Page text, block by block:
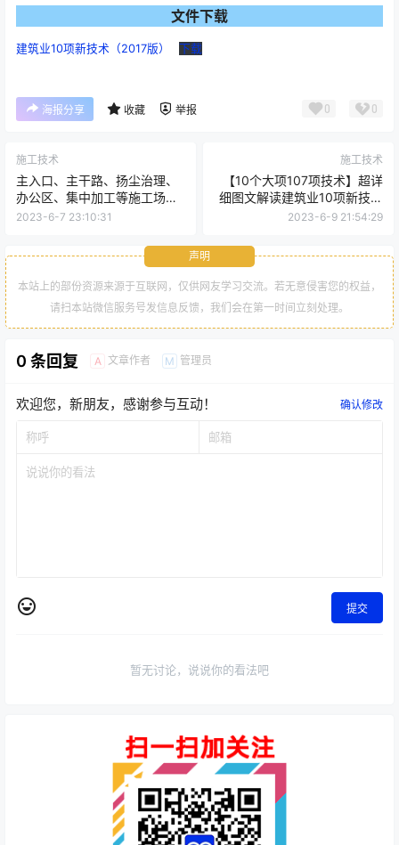
文件下载
建筑业10项新技术（2017版） 下载
海报分享 收藏 举报 0 0
施工技术
主入口、主干路、扬尘治理、
办公区、集中加工等施工场区
的布置
2023-6-7 23:10:31
施工技术
【10个大项107项技术】超详
细图文解读建筑业10项新技术
（2017版）
2023-6-9 21:54:29
声明
本站上的部份资源来源于互联网，仅供网友学习交流。若无意侵害您的权益，
请扫本站微信服务号发信息反馈，我们会在第一时间立刻处理。
0 条回复 A 文章作者 M 管理员
欢迎您，新朋友，感谢参与互动！ 确认修改
提交
暂无讨论，说说你的看法吧